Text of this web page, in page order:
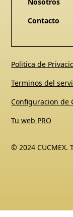
Contacto
© 2024 CUCMEX.
Politica de
Terminos del
Configuracion de
Tu web PRO